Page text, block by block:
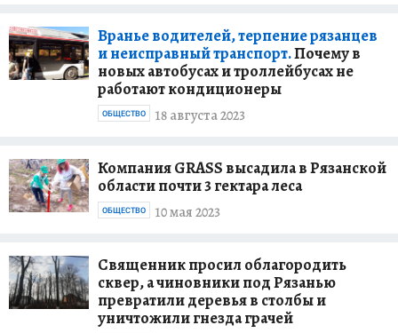
Вранье водителей, терпение рязанцев
и неисправный транспорт.Почему в
новых автобусах и троллейбусах не
работают кондиционеры
18 августа 2023
ОБЩЕСТВО
Компания GRASS высадила в Рязанской
области почти 3 гектара леса
10 мая 2023
ОБЩЕСТВО
Священник просил облагородить
сквер, а чиновники под Рязанью
превратили деревья в столбы и
уничтожили гнезда грачей